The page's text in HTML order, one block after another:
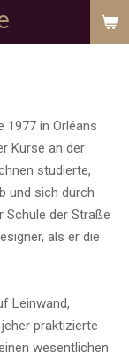
1977 in Orléans
Kurse an der
studierte,
und sich durch
Schule der Straße
als er die
Leinwand,
praktizierte
wesentlichen